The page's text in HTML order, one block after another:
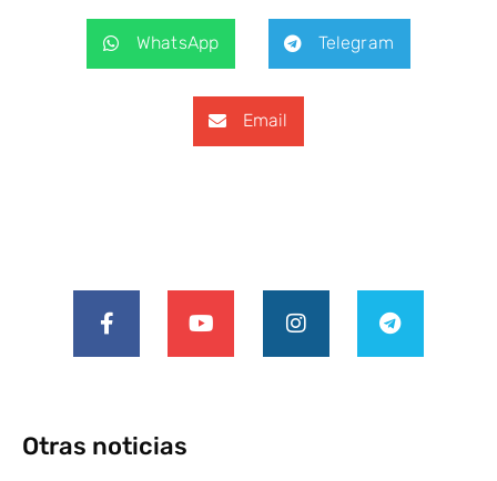
WhatsApp Telegram
Email
Otras noticias